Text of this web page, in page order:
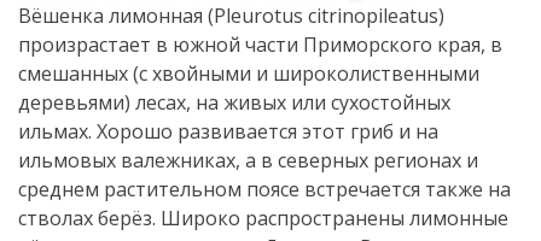
Вёшенка лимонная (Pleurotus citrinopileatus)
произрастает в южной части Приморского края, в
смешанных (с хвойными и широколиственными
деревьями) лесах, на живых или сухостойных
ильмах. Хорошо развивается этот гриб и на
ильмовых валежниках, а в северных регионах и
среднем растительном поясе встречается также на
стволах берёз. Широко распространены лимонные